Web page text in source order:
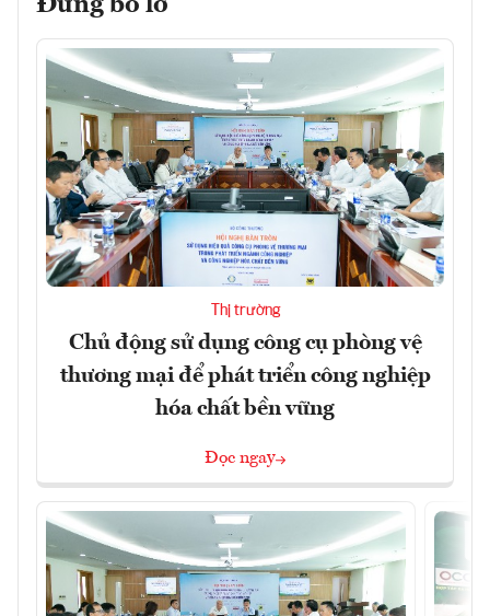
Thị trường
Chủ động sử dụng công cụ phòng vệ
thương mại để phát triển công nghiệp
hóa chất bền vững
Đọc ngay